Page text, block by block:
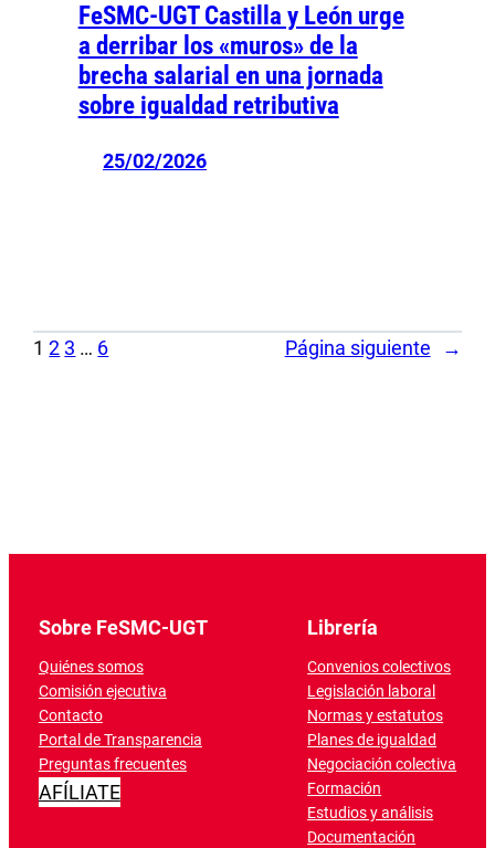
FeSMC-UGT Castilla y León urge
a derribar los «muros» de la
brecha salarial en una jornada
sobre igualdad retributiva
25/02/2026
1 2 3 … 6 Página siguiente →
Sobre FeSMC-UGT
Quiénes somos
Comisión ejecutiva
Contacto
Portal de Transparencia
Preguntas frecuentes
AFÍLIATE
Librería
Convenios colectivos
Legislación laboral
Normas y estatutos
Planes de igualdad
Negociación colectiva
Formación
Estudios y análisis
Documentación